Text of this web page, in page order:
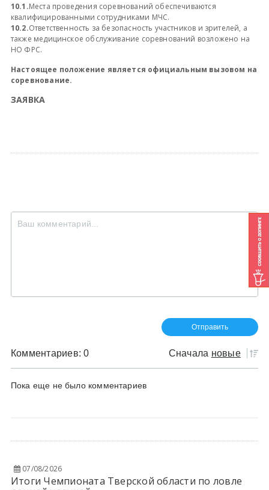
10.1.Места проведения соревнований обеспечиваются
квалифицированными сотрудниками МЧС.
10.2.Ответственность за безопасность участников и зрителей, а
также медицинское обслуживание соревнований возложено на
НО ФРС.
Настоящее положение является официальным вызовом на
соревнование.
ЗАЯВКА
Комментариев: 0 Сначала новые
Пока еще не было комментариев
07/08/2026
Итоги Чемпионата Тверской области по ловле